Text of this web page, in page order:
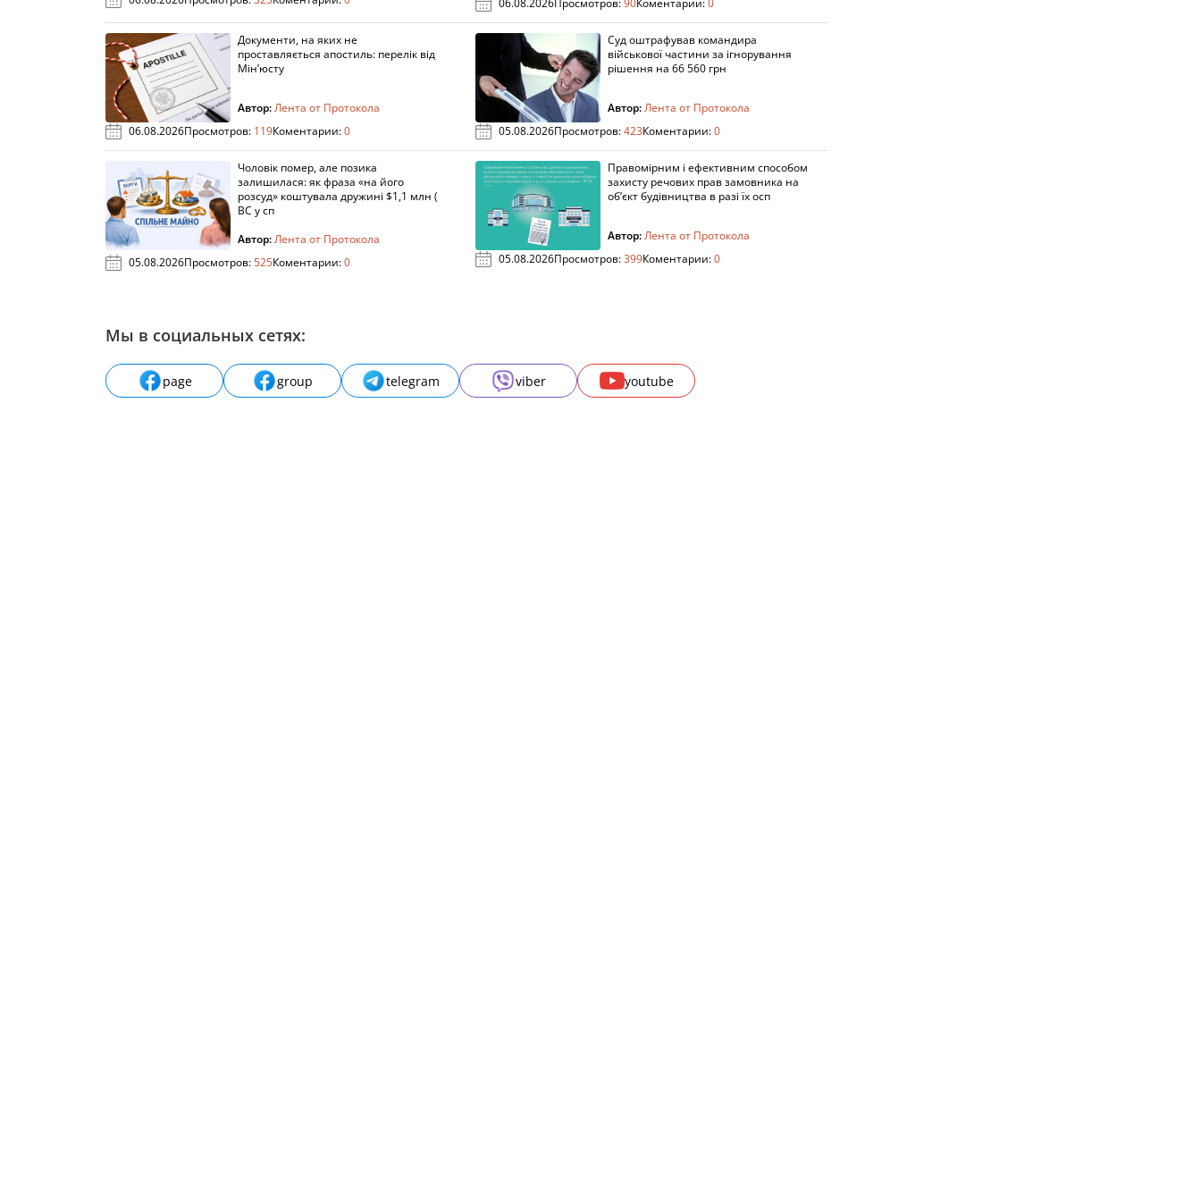
06.08.2026Просмотров:90Коментарии:0
Документи, на яких не
проставляється апостиль: перелік від
Мін’юсту
Автор:Лента от Протокола
06.08.2026Просмотров: 119Коментарии:0
Суд оштрафував командира
військової частини за ігнорування
рішення на 66 560 грн
Автор:Лента от Протокола
05.08.2026Просмотров:423Коментарии:0
Чоловік помер, але позика
залишилася: як фраза «на його
розсуд» коштувала дружині $1,1 млн (
ВС у сп
Автор:Лента от Протокола
05.08.2026Просмотров:525Коментарии:0
Правомірним і ефективним способом
захисту речових прав замовника на
об’єкт будівництва в разі їх осп
Автор:Лента от Протокола
05.08.2026Просмотров:399Коментарии:0
Мы в социальных сетях:
page group telegram viber youtube